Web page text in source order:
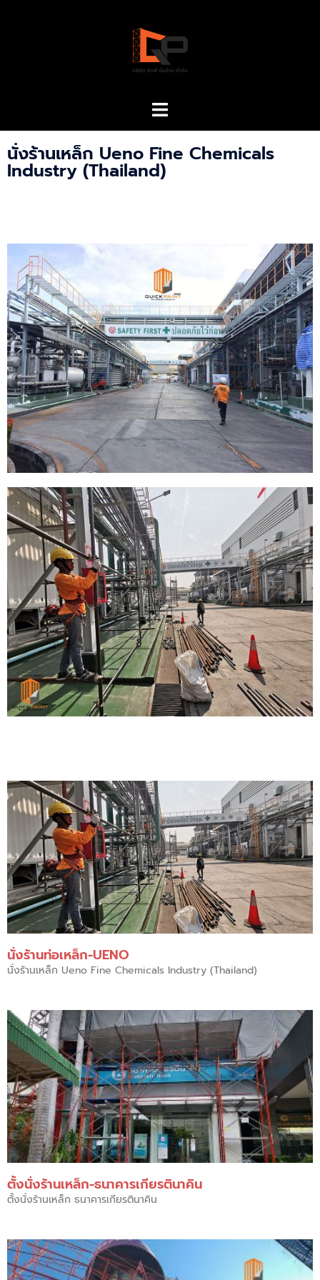
นั่งร้านเหล็ก Ueno Fine Chemicals
Industry (Thailand)
นั่งร้านท่อเหล็ก-UENO
นั่งร้านเหล็ก Ueno Fine Chemicals Industry (Thailand)
ตั้งนั่งร้านเหล็ก-ธนาคารเกียรตินาคิน​
ตั้งนั่งร้านเหล็ก ธนาคารเกียรตินาคิน